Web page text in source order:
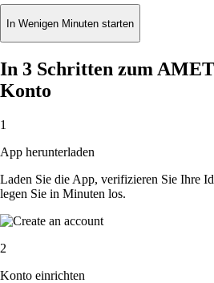
In Wenigen Minuten starten
In 3 Schritten zum
Konto
1
App herunterladen
Laden Sie die App, verifizieren Sie Ihre
legen Sie in Minuten los.
2
Konto einrichten